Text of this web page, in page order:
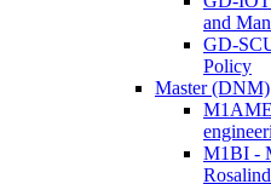
and
GD-
Policy
Master (DNM)
M1BI -